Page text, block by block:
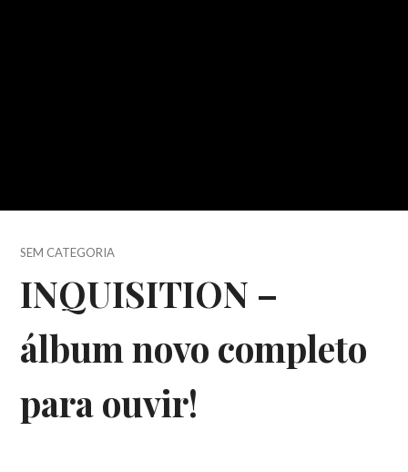
SEM CATEGORIA
INQUISITION –
álbum novo completo
para ouvir!